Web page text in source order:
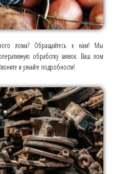
лома? Обращайтесь к нам! Мы
обработку заявок. Ваш лом
и узнайте подробности!